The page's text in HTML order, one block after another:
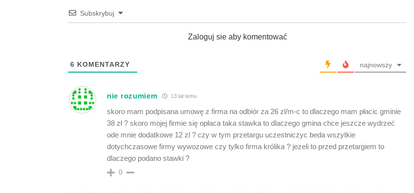
Subskrybuj
Zaloguj sie aby komentować
6 KOMENTARZY najnowszy
nie rozumiem 13 lat temu
skoro mam podpisana umowę z firma na odbiór za 26 zl/m-c to dlaczego mam płacic gminie
38 zł ? skoro mojej firmie się opłaca taka stawka to dlaczego gmina chce jeszcze wydrzeć
ode mnie dodatkowe 12 zl ? czy w tym przetargu uczestniczyc beda wszytkie
dotychczasowe firmy wywozowe czy tylko firma królika ? jezeli to przed przetargiem to
dlaczego podano stawki ?
0